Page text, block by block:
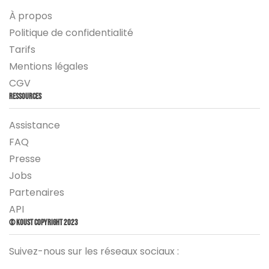
À propos
Politique de confidentialité
Tarifs
Mentions légales
CGV
Ressources
Assistance
FAQ
Presse
Jobs
Partenaires
API
© Koust Copyright 2023
Suivez-nous sur les réseaux sociaux :